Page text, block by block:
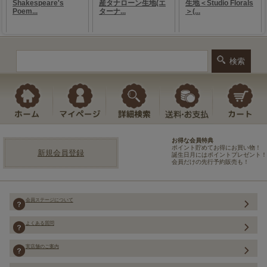
新規会員登録
お得な会員特典
ポイント貯めてお得にお買い物！
誕生日月にはポイントプレゼント！
会員だけの先行予約販売も！
会員ステージについて
よくある質問
実店舗のご案内